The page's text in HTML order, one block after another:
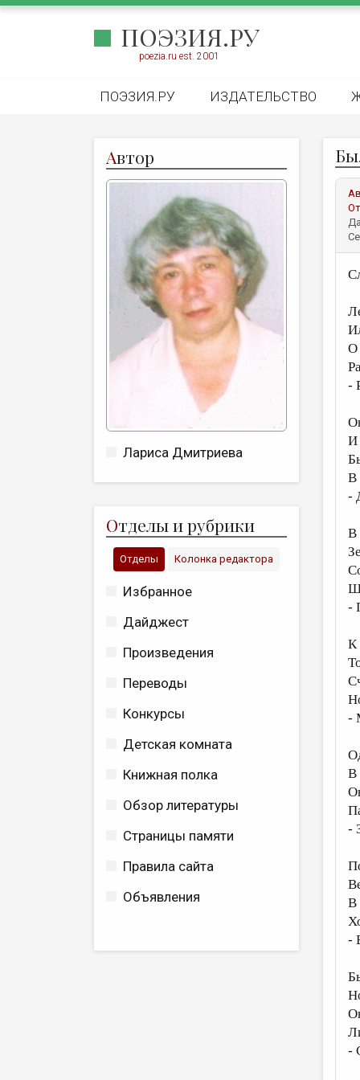
ПОЭЗИЯ.РУ
poezia.ru est. 2001
ПОЭЗИЯ.РУ ИЗДАТЕЛЬСТВО
Автор
Лариса Дмитриева
Отделы и рубрики
Отделы Колонка редактора
Избранное
Дайджест
Произведения
Переводы
Конкурсы
Детская комната
Книжная полка
Обзор литературы
Страницы памяти
Правила сайта
Объявления
О
-
И
В
-
В
-
К
-
В
-
В
-
-